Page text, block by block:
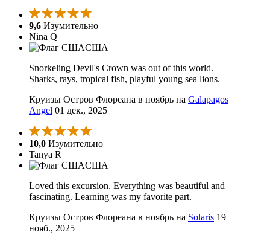
9,6 Изумительно
Nina Q
США
Snorkeling Devil's Crown was out of this world.
Sharks, rays, tropical fish, playful young sea lions.
Круизы Остров Флореана в ноябрь на Galapagos
Angel 01 дек., 2025
10,0 Изумительно
Tanya R
США
Loved this excursion. Everything was beautiful and
fascinating. Learning was my favorite part.
Круизы Остров Флореана в ноябрь на Solaris 19
нояб., 2025